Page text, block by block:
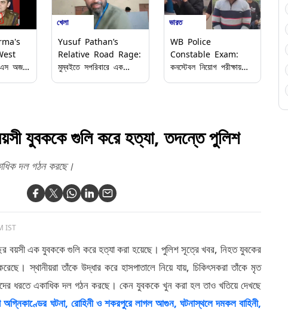
অজয়
খেলা
Yusuf Pathan’s
Relative Road Rage:
মুম্বইতে সপরিবারে এক
ভারত
WB Police
Constable Exam:
কনস্টেবল নিয়োগ পরীক্ষায়
যুবককে গুলি করে হত্যা, তদন্তে পুলিশ
দল গঠন করছে।
IST
এক যুবককে গুলি করে হত্যা করা হয়েছে। পুলিশ সূত্রে খবর, নিহত যুবকের
স্থানীয়রা তাঁকে উদ্ধার করে হাসপাতালে নিয়ে যায়, চিকিৎসকরা তাঁকে মৃত
ধরতে একাধিক দল গঠন করছে। কেন যুবককে খুন করা হল তাও খতিয়ে দেখছে
ঘটনা, রোহিনী ও শকরপুরে লাগল আগুন, ঘটনাস্থলে দমকল বাহিনী,